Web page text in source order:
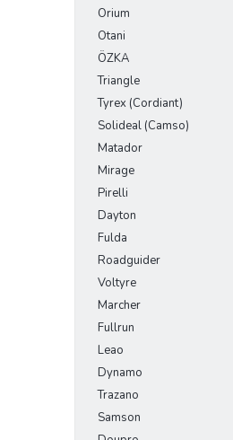
Orium
Otani
ÖZKA
Triangle
Tyrex (Cordiant)
Solideal (Camso)
Matador
Mirage
Pirelli
Dayton
Fulda
Roadguider
Voltyre
Marcher
Fullrun
Leao
Dynamo
Trazano
Samson